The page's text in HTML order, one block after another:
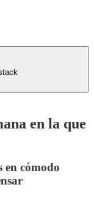
en la que
en cómodo